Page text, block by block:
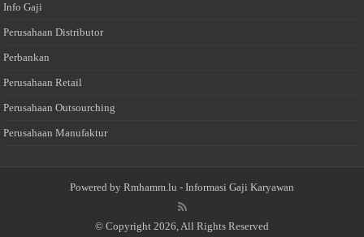
Info Gaji
Perusahaan Distributor
Perbankan
Perusahaan Retail
Perusahaan Outsourching
Perusahaan Manufaktur
Powered by Rmhamm.lu - Informasi Gaji Karyawan
© Copyright 2026, All Rights Reserved